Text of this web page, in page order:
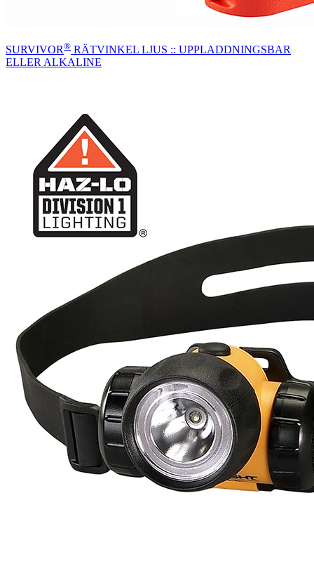
SURVIVOR® RÄTVINKEL LJUS :: UPPLADDNINGSBAR
ELLER ALKALINE